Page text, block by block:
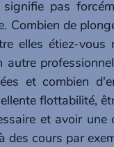
pas
Combien de
elles étiez-vous
et combien
flottabilité,
et avoir une
cours par